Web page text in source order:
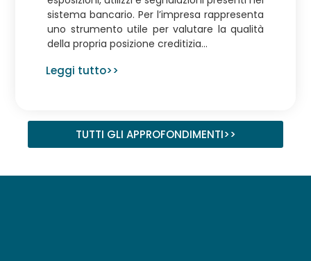
sistema bancario. Per l’impresa rappresenta
uno strumento utile per valutare la qualità
della propria posizione creditizia...
Leggi tutto>>
TUTTI GLI APPROFONDIMENTI>>